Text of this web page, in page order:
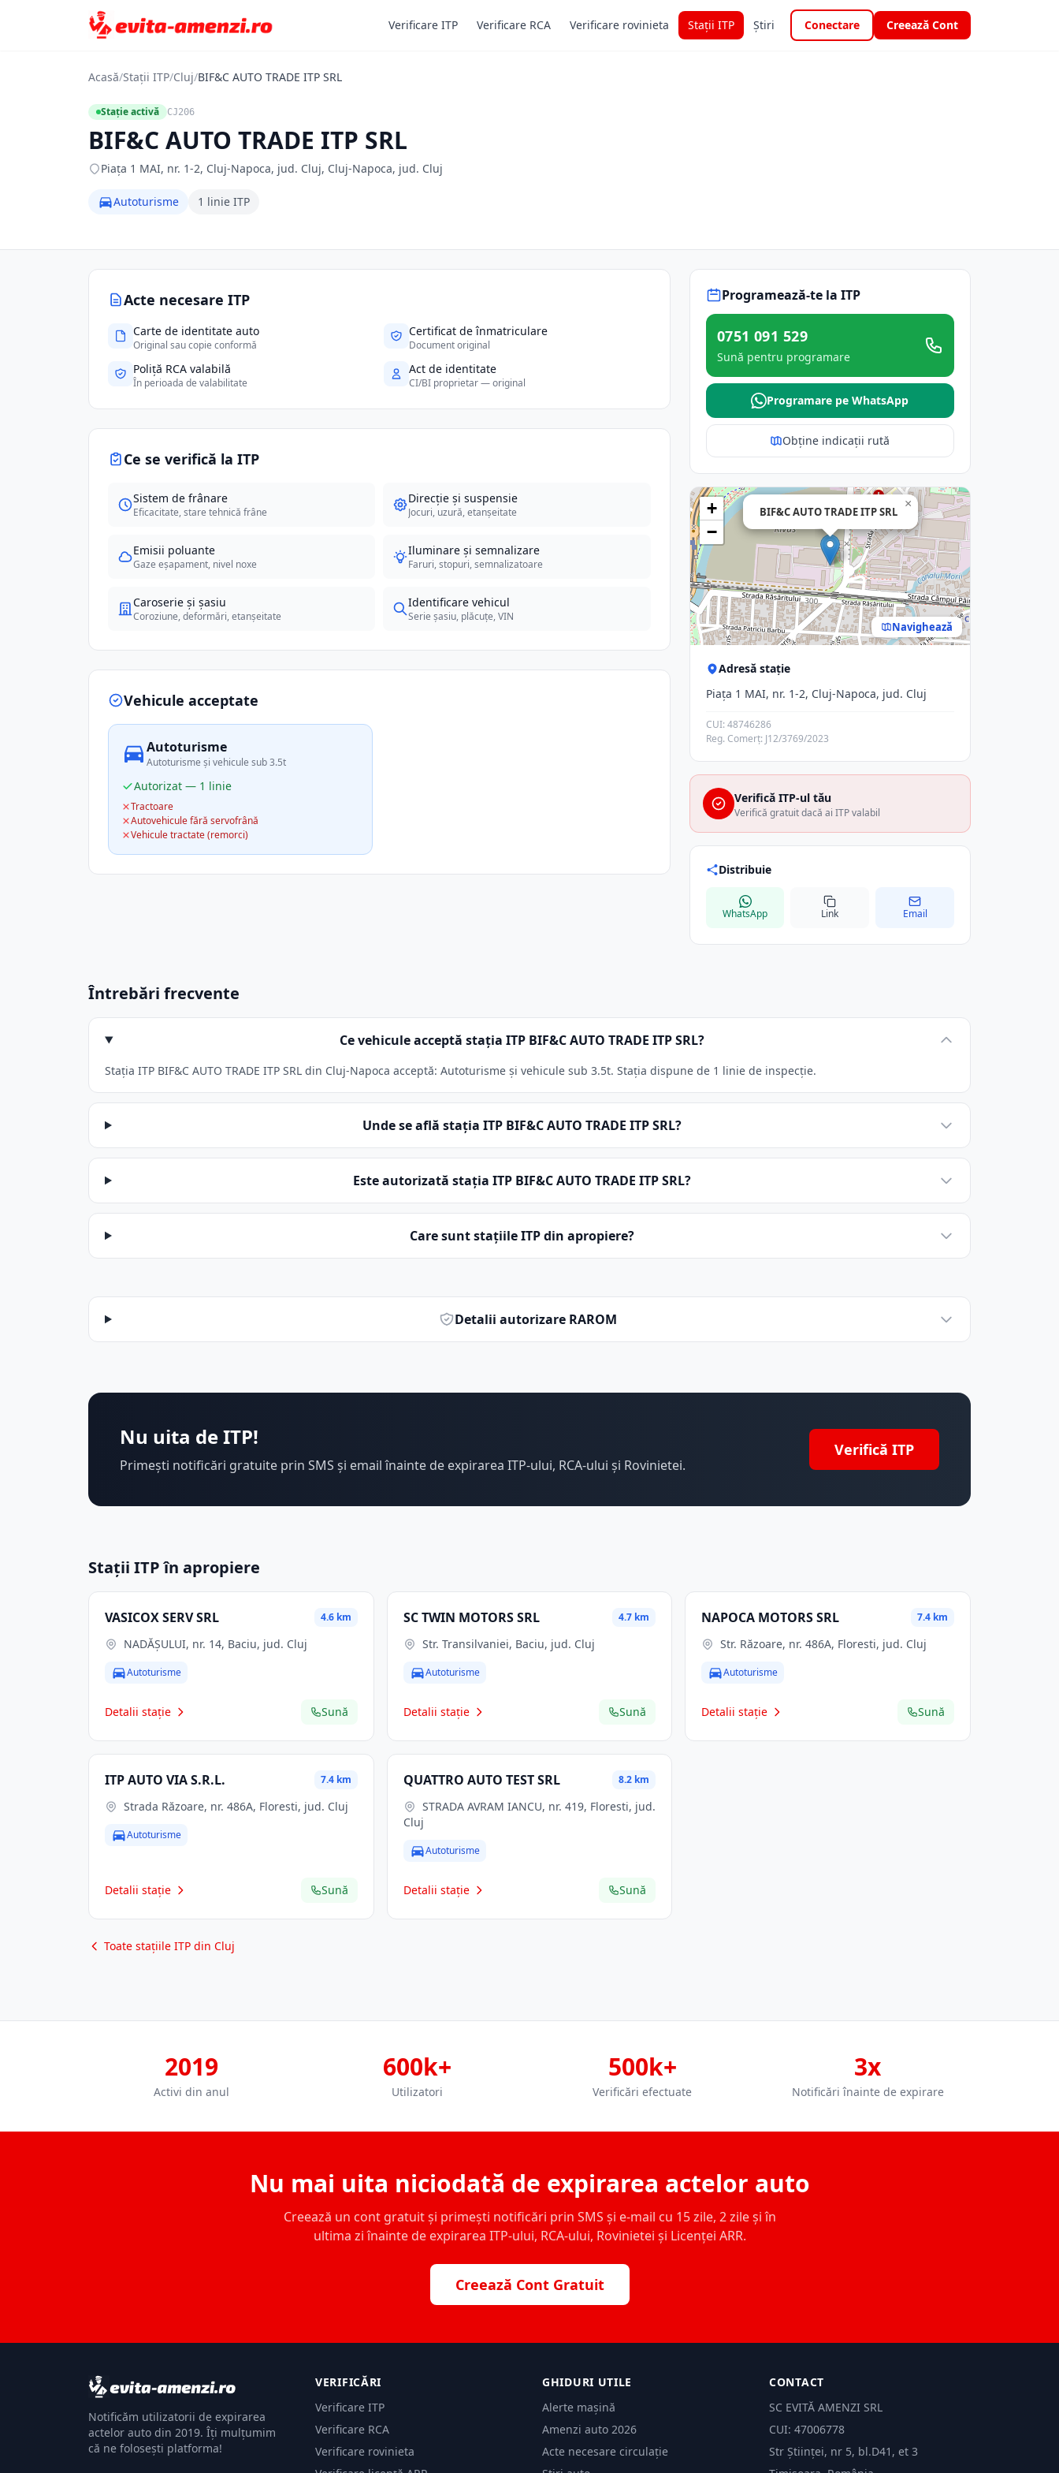
Verificare ITP Verificare RCA Verificare rovinieta Stații ITP Știri Conectare Creează Cont
Acasă/Stații ITP/Cluj/BIF&C AUTO TRADE ITP SRL
Stație activă CJ206
BIF&C AUTO TRADE ITP SRL
Piaţa 1 MAI, nr. 1-2, Cluj-Napoca, jud. Cluj, Cluj-Napoca, jud. Cluj
Autoturisme 1 linie ITP
Acte necesare ITP
Carte de identitate auto
Original sau copie conformă
Certificat de înmatriculare
Document original
Poliță RCA valabilă
În perioada de valabilitate
Act de identitate
CI/BI proprietar — original
Ce se verifică la ITP
Sistem de frânare
Eficacitate, stare tehnică frâne
Direcție și suspensie
Jocuri, uzură, etanșeitate
Emisii poluante
Gaze eșapament, nivel noxe
Iluminare și semnalizare
Faruri, stopuri, semnalizatoare
Caroserie și șasiu
Coroziune, deformări, etanșeitate
Identificare vehicul
Serie șasiu, plăcuțe, VIN
Vehicule acceptate
Autoturisme
Autoturisme și vehicule sub 3.5t
Autorizat — 1 linie
Tractoare
Autovehicule fără servofrână
Vehicule tractate (remorci)
Programează-te la ITP
0751 091 529
Sună pentru programare
Programare pe WhatsApp
Obține indicații rută
BIF&C AUTO TRADE ITP SRL
×
+
−
Navighează
Adresă stație
Piaţa 1 MAI, nr. 1-2, Cluj-Napoca, jud. Cluj
CUI: 48746286
Reg. Comerț: J12/3769/2023
Verifică ITP-ul tău
Verifică gratuit dacă ai ITP valabil
Distribuie
WhatsApp Link Email
Întrebări frecvente
Ce vehicule acceptă stația ITP BIF&C AUTO TRADE ITP SRL?
Stația ITP BIF&C AUTO TRADE ITP SRL din Cluj-Napoca acceptă: Autoturisme și vehicule sub 3.5t. Stația dispune de 1 linie de inspecție.
Unde se află stația ITP BIF&C AUTO TRADE ITP SRL?
Este autorizată stația ITP BIF&C AUTO TRADE ITP SRL?
Care sunt stațiile ITP din apropiere?
Detalii autorizare RAROM
Nu uita de ITP!
Primești notificări gratuite prin SMS și email înainte de expirarea ITP-ului, RCA-ului și Rovinietei.
Verifică ITP
Stații ITP în apropiere
VASICOX SERV SRL 4.6 km
NADĂȘULUI, nr. 14, Baciu, jud. Cluj
Autoturisme
Detalii stație Sună
SC TWIN MOTORS SRL 4.7 km
Str. Transilvaniei, Baciu, jud. Cluj
Autoturisme
Detalii stație Sună
NAPOCA MOTORS SRL 7.4 km
Str. Răzoare, nr. 486A, Floresti, jud. Cluj
Autoturisme
Detalii stație Sună
ITP AUTO VIA S.R.L. 7.4 km
Strada Răzoare, nr. 486A, Floresti, jud. Cluj
Autoturisme
Detalii stație Sună
QUATTRO AUTO TEST SRL 8.2 km
Cluj
Autoturisme
Detalii stație Sună
Toate stațiile ITP din Cluj
2019
Activi din anul
600k+
Utilizatori
500k+
Verificări efectuate
3x
Notificări înainte de expirare
Nu mai uita niciodată de expirarea actelor auto
Creează un cont gratuit și primești notificări prin SMS și e-mail cu 15 zile, 2 zile și în
ultima zi înainte de expirarea ITP-ului, RCA-ului, Rovinietei și Licenței ARR.
Creează Cont Gratuit
Notificăm utilizatorii de expirarea
actelor auto din 2019. Îți mulțumim
că ne folosești platforma!
VERIFICĂRI
Verificare ITP
Verificare RCA
Verificare rovinieta
GHIDURI UTILE
Alerte mașină
Amenzi auto 2026
Acte necesare circulație
CONTACT
SC EVITĂ AMENZI SRL
CUI: 47006778
Str Științei, nr 5, bl.D41, et 3